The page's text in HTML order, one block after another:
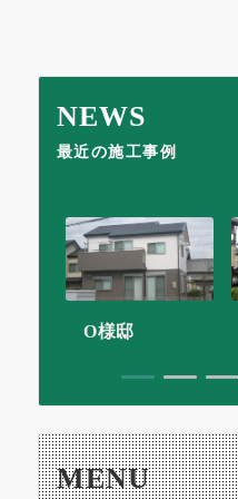
NEWS
最近の施工事例
O様邸
2
MENU